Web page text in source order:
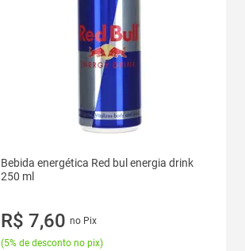
Bebida energética Red bul energia drink
250 ml
R$ 7,60 no Pix
(5% de desconto no pix)